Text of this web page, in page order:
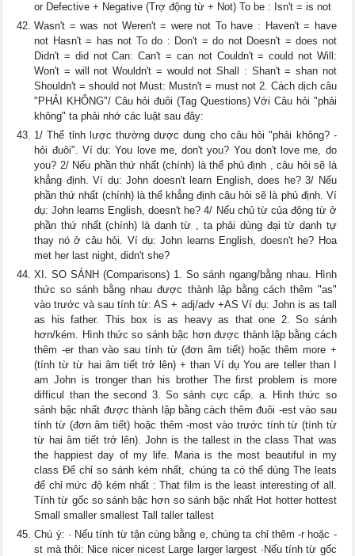
or Defective + Negative (Trợ động từ + Not) To be : Isn't = is not
Wasn't = was not Weren't = were not To have : Haven't = have
not Hasn't = has not To do : Don't = do not Doesn't = does not
Didn't = did not Can: Can't = can not Couldn't = could not Will:
Won't = will not Wouldn't = would not Shall : Shan't = shan not
Shouldn't = should not Must: Mustn't = must not 2. Cách dịch câu
"PHẢI KHÔNG"/ Câu hỏi đuôi (Tag Questions) Với Câu hỏi "phải
không" ta phải nhớ các luật sau đây:
1/ Thể tỉnh lược thường dược dung cho câu hỏi "phải không? -
hỏi đuôi". Ví dụ: You love me, don't you? You don't love me, do
you? 2/ Nếu phần thứ nhất (chính) là thể phủ định , câu hỏi sẽ là
khẳng định. Ví dụ: John doesn't learn English, does he? 3/ Nếu
phần thứ nhất (chính) là thể khẳng định câu hỏi sẽ là phủ định. Ví
dụ: John learns English, doesn't he? 4/ Nếu chủ từ của động từ ở
phần thứ nhất (chính) là danh từ , ta phải dùng đại từ danh tự
thay nó ở câu hỏi. Ví dụ: John learns English, doesn't he? Hoa
met her last night, didn't she?
XI. SO SÁNH (Comparisons) 1. So sánh ngang/bằng nhau. Hình
thức so sánh bằng nhau được thành lập bằng cách thêm "as"
vào trước và sau tính từ: AS + adj/adv +AS Ví dụ: John is as tall
as his father. This box is as heavy as that one 2. So sánh
hơn/kém. Hình thức so sánh bậc hơn được thành lập bằng cách
thêm -er than vào sau tính từ (đơn âm tiết) hoặc thêm more +
(tính từ từ hai âm tiết trở lên) + than Ví dụ You are teller than I
am John is tronger than his brother The first problem is more
difficul than the second 3. So sánh cực cấp. a. Hình thức so
sánh bậc nhất được thành lập bằng cách thêm đuôi -est vào sau
tính từ (đơn âm tiết) hoặc thêm -most vào trước tính từ (tính từ
từ hai âm tiết trở lên). John is the tallest in the class That was
the happiest day of my life. Maria is the most beautiful in my
class Để chỉ so sánh kém nhất, chúng ta có thể dùng The leats
để chỉ mức độ kém nhất : That film is the least interesting of all.
Tính từ gốc so sánh bậc hơn so sánh bậc nhất Hot hotter hottest
Small smaller smallest Tall taller tallest
Chú ý: · Nếu tính từ tận cùng bằng e, chúng ta chỉ thêm -r hoặc -
st mà thôi: Nice nicer nicest Large larger largest ·Nếu tính từ gốc